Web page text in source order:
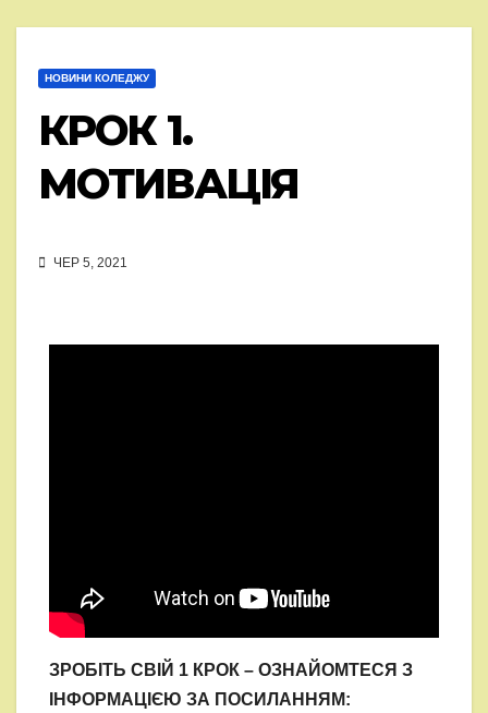
НОВИНИ КОЛЕДЖУ
КРОК 1.
МОТИВАЦІЯ
ЧЕР 5, 2021
ЗРОБІТЬ СВІЙ 1 КРОК – ОЗНАЙОМТЕСЯ З
ІНФОРМАЦІЄЮ ЗА ПОСИЛАННЯМ: